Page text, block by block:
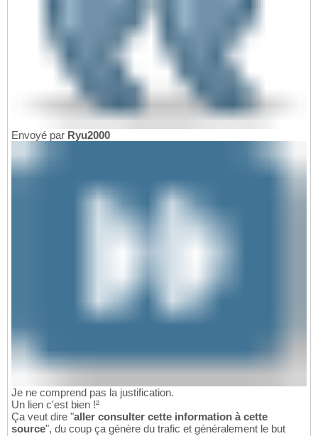
Envoyé par Ryu2000
Je ne comprend pas la justification.
Un lien c'est bien !²
Ça veut dire "aller consulter cette information à cette
source", du coup ça génère du trafic et généralement le but